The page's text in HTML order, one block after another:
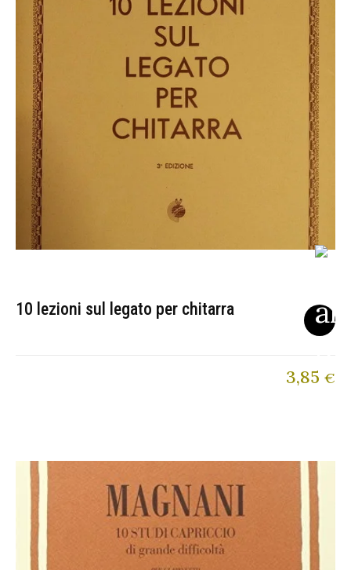
10 lezioni sul legato per chitarra
3,85 €